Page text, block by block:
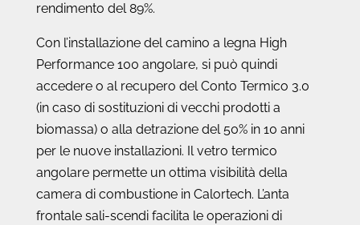
rendimento del 89%.
Con l’installazione del camino a legna High
Performance 100 angolare, si può quindi
accedere o al recupero del Conto Termico 3.0
(in caso di sostituzioni di vecchi prodotti a
biomassa) o alla detrazione del 50% in 10 anni
per le nuove installazioni. Il vetro termico
angolare permette un ottima visibilità della
camera di combustione in Calortech. L’anta
frontale sali-scendi facilita le operazioni di